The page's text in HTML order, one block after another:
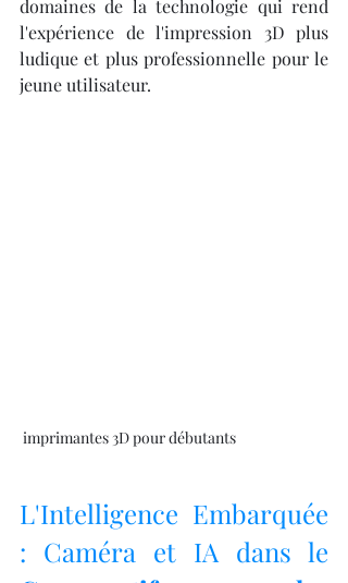
domaines de la technologie qui rend
l'expérience de l'impression 3D plus
ludique et plus professionnelle pour le
jeune utilisateur.
imprimantes 3D pour débutants
L'Intelligence Embarquée